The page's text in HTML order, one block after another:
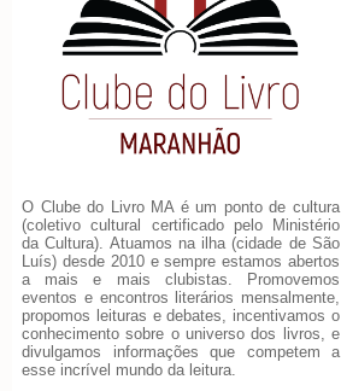
O Clube do Livro MA é um ponto de cultura
(coletivo cultural certificado pelo Ministério
da Cultura). Atuamos na ilha (cidade de São
Luís) desde 2010 e sempre estamos abertos
a mais e mais clubistas. Promovemos
eventos e encontros literários mensalmente,
propomos leituras e debates, incentivamos o
conhecimento sobre o universo dos livros, e
divulgamos informações que competem a
esse incrível mundo da leitura.